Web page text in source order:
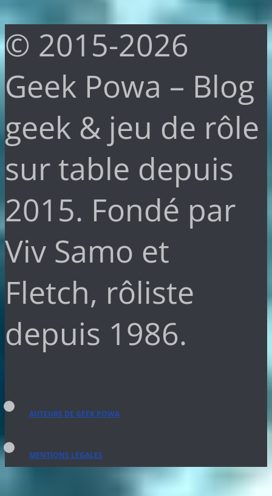
© 2015-2026
Geek Powa – Blog
geek & jeu de rôle
sur table depuis
2015. Fondé par
Viv Samo et
Fletch, rôliste
depuis 1986.
AUTEURS DE GEEK POWA
MENTIONS LÉGALES